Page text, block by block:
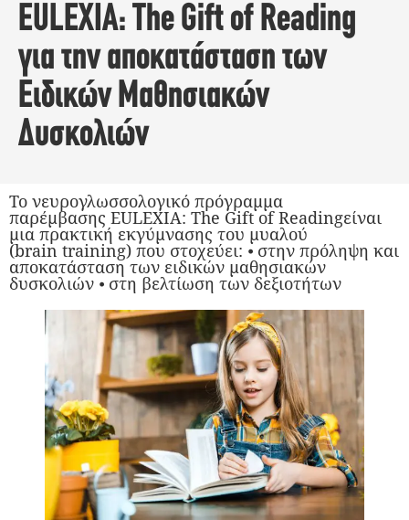
EULEXIA: The Gift of Reading
για την αποκατάσταση των
Ειδικών Μαθησιακών
Δυσκολιών
Το νευρογλωσσολογικό πρόγραμμα
παρέμβασης EULEXIA: The Gift of Readingείναι
μια πρακτική εκγύμνασης του μυαλού
(brain training) που στοχεύει: ⦁ στην πρόληψη και
αποκατάσταση των ειδικών μαθησιακών
δυσκολιών ⦁ στη βελτίωση των δεξιοτήτων